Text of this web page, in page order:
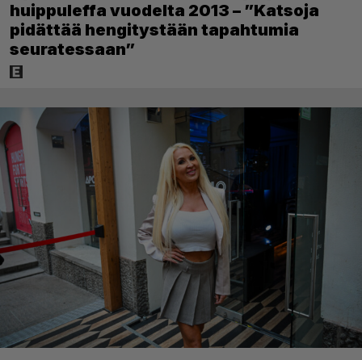
huippuleffa vuodelta 2013 – ”Katsoja
pidättää hengitystään tapahtumia
seuratessaan”